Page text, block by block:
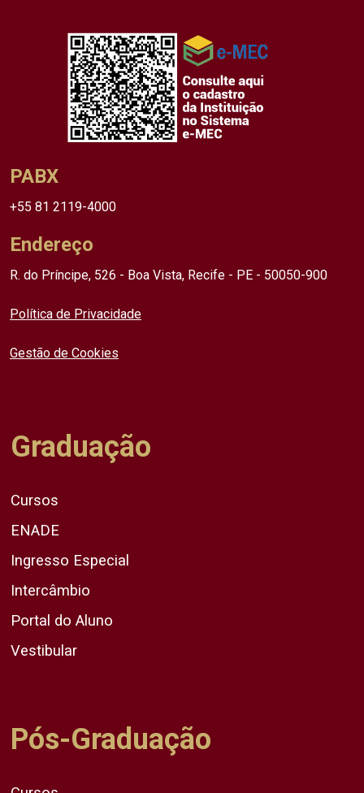
PABX
+55 81 2119-4000
Endereço
R. do Príncipe, 526 - Boa Vista, Recife - PE - 50050-900
Política de Privacidade
Gestão de Cookies
Graduação
Cursos
ENADE
Ingresso Especial
Intercâmbio
Portal do Aluno
Vestibular
Pós-Graduação